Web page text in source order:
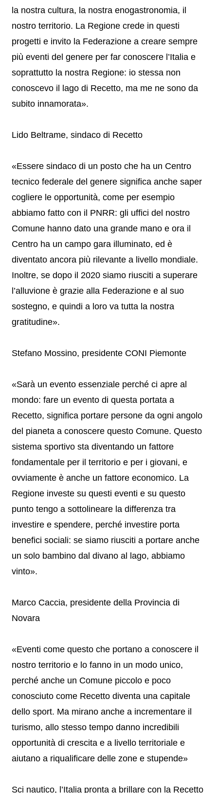
la nostra cultura, la nostra enogastronomia, il
nostro territorio. La Regione crede in questi
progetti e invito la Federazione a creare sempre
più eventi del genere per far conoscere l’Italia e
soprattutto la nostra Regione: io stessa non
conoscevo il lago di Recetto, ma me ne sono da
subito innamorata».
Lido Beltrame, sindaco di Recetto
«Essere sindaco di un posto che ha un Centro
tecnico federale del genere significa anche saper
cogliere le opportunità, come per esempio
abbiamo fatto con il PNRR: gli uffici del nostro
Comune hanno dato una grande mano e ora il
Centro ha un campo gara illuminato, ed è
diventato ancora più rilevante a livello mondiale.
Inoltre, se dopo il 2020 siamo riusciti a superare
l’alluvione è grazie alla Federazione e al suo
sostegno, e quindi a loro va tutta la nostra
gratitudine».
Stefano Mossino, presidente CONI Piemonte
«Sarà un evento essenziale perché ci apre al
mondo: fare un evento di questa portata a
Recetto, significa portare persone da ogni angolo
del pianeta a conoscere questo Comune. Questo
sistema sportivo sta diventando un fattore
fondamentale per il territorio e per i giovani, e
ovviamente è anche un fattore economico. La
Regione investe su questi eventi e su questo
punto tengo a sottolineare la differenza tra
investire e spendere, perché investire porta
benefici sociali: se siamo riusciti a portare anche
un solo bambino dal divano al lago, abbiamo
vinto».
Marco Caccia, presidente della Provincia di
Novara
«Eventi come questo che portano a conoscere il
nostro territorio e lo fanno in un modo unico,
perché anche un Comune piccolo e poco
conosciuto come Recetto diventa una capitale
dello sport. Ma mirano anche a incrementare il
turismo, allo stesso tempo danno incredibili
opportunità di crescita e a livello territoriale e
aiutano a riqualificare delle zone e stupende»
Sci nautico, l’Italia pronta a brillare con la Recetto